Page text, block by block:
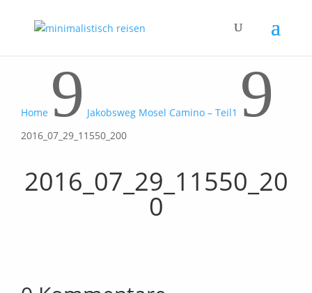
Home 9 Jakobsweg Mosel Camino – Teil1 9
2016_07_29_11550_200
2016_07_29_11550_20
0